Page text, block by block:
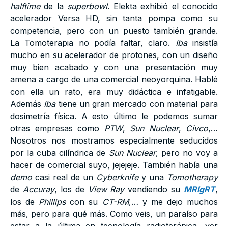
halftimede la superbowl. Elekta exhibió el conocido
acelerador Versa HD, sin tanta pompa como su
competencia, pero con un puesto también grande.
La Tomoterapia no podía faltar, claro. Ibainsistía
mucho en su acelerador de protones, con un diseño
muy bien acabado y con una presentación muy
amena a cargo de una comercial neoyorquina. Hablé
con ella un rato, era muy didáctica e infatigable.
Además Ibatiene un gran mercado con material para
dosimetría física. A esto último le podemos sumar
otras empresas como PTW, Sun Nuclear, Civco,…
Nosotros nos mostramos especialmente seducidos
por la cuba cilíndrica de Sun Nuclear, pero no voy a
hacer de comercial suyo, jejejeje. También había una
demo casi real de un Cyberknifey una Tomotherapy
de Accuray, los de View Rayvendiendo su MRIgRT,
los de Phillipscon su CT-RM,… y me dejo muchos
más, pero para qué más. Como veis, un paraíso para